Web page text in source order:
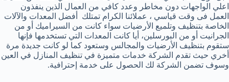
اعلي الواجهات دون مخاطر وعدد كافي من العمال الذين ينفذون
العمل فى وقت قياسي ، عملائنا الكرام تمتلك أفضل المعدات والآلات
الخاصة بتنظيف وتلميع الأرضيات سواء كانت من السيراميك أو من
الجرانيت أو من البورسلين، أيا كانت المعدات التي تستخدمها فإنها
ستقوم بتنظيف الأرضيات والمجالس وستعود كما لو كانت جديدة مرة
أخري حيث تقدم الشركة خدمات متميزة في تنظيف المنازل في العين
وسوف تضمن الشركة لك الحصول على خدمة إحترافية.